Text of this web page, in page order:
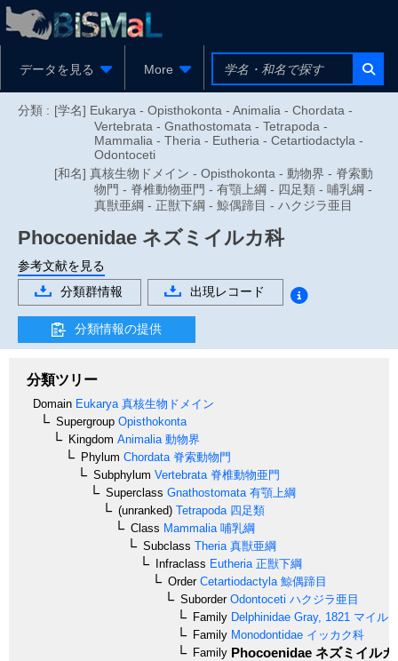
データを見る More
分類 : [学名] Eukarya - Opisthokonta - Animalia - Chordata -
Vertebrata - Gnathostomata - Tetrapoda -
Mammalia - Theria - Eutheria - Cetartiodactyla -
Odontoceti
[和名] 真核生物ドメイン - Opisthokonta - 動物界 - 脊索動
物門 - 脊椎動物亜門 - 有顎上綱 - 四足類 - 哺乳綱 -
真獣亜綱 - 正獣下綱 - 鯨偶蹄目 - ハクジラ亜目
Phocoenidae ネズミイルカ科
参考文献を見る
分類群情報
出現レコード
分類情報の提供
分類ツリー
Domain Eukarya 真核生物ドメイン
Supergroup Opisthokonta
Kingdom Animalia 動物界
Phylum Chordata 脊索動物門
Subphylum Vertebrata 脊椎動物亜門
Superclass Gnathostomata 有顎上綱
(unranked) Tetrapoda 四足類
Class Mammalia 哺乳綱
Subclass Theria 真獣亜綱
Infraclass Eutheria 正獣下綱
OrderCetartiodactyla 鯨偶蹄目
SuborderOdontoceti ハクジラ亜目
Family Delphinidae Gray, 1821 マイル
Family Monodontidae イッカク科
Family Phocoenidae ネズミイルカ